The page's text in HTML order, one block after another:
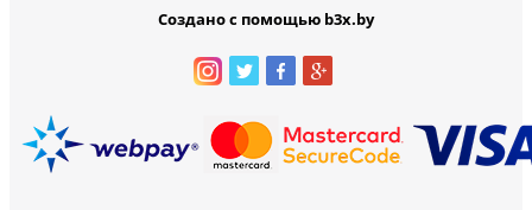
Создано с помощью b3x.by